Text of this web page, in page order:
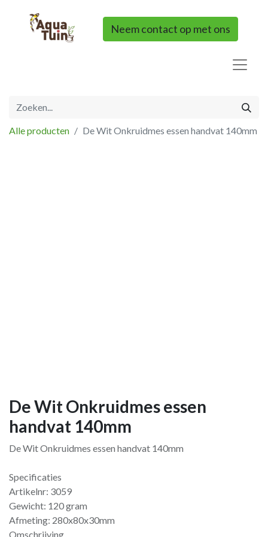
Neem contact op met ons
Alle producten De Wit Onkruidmes essen handvat 140mm
De Wit Onkruidmes essen
handvat 140mm
De Wit Onkruidmes essen handvat 140mm
Specificaties
Artikelnr: 3059
Gewicht: 120 gram
Afmeting: 280x80x30mm
Omschrijving